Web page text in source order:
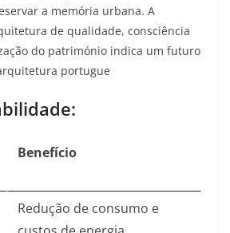
a memória urbana. A
de qualidade, consciência
do património indica um futuro
portugue
Benefício
Redução de consumo e